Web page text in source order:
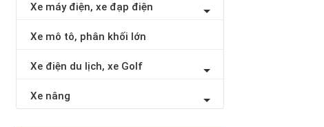
Xe máy điện, xe đạp điện
Xe mô tô, phân khối lớn
Xe điện du lịch, xe Golf
Xe nâng